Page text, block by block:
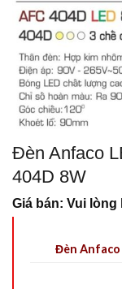
Đèn Anfaco
404D 8W
Giá bán: Vui lòng
Đèn Anfaco